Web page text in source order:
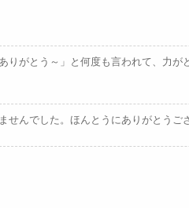
がとう～」と何度も言われて、力
んでした。ほんとうにありがとうご